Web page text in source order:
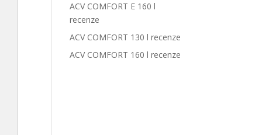
ACV COMFORT E 160 l
recenze
ACV COMFORT 130 l recenze
ACV COMFORT 160 l recenze